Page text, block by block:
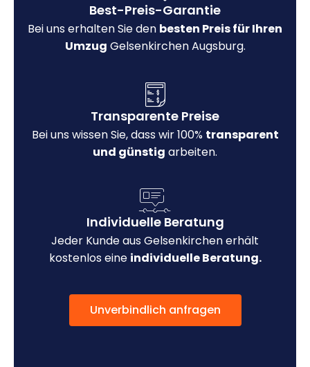
Best-Preis-Garantie
Bei uns erhalten Sie den besten Preis für Ihren
Umzug Gelsenkirchen Augsburg.
Transparente Preise
Bei uns wissen Sie, dass wir 100% transparent
und günstig arbeiten.
Individuelle Beratung
Jeder Kunde aus Gelsenkirchen erhält
kostenlos eine individuelle Beratung.
Unverbindlich anfragen